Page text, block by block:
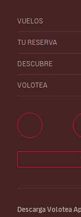
VUELOS
TU RESERVA
DESCUBRE
VOLOTEA
Descarga Volotea